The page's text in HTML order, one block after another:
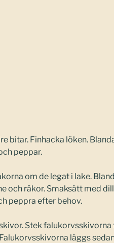
bitar. Finhacka löken.
peppar.
om de legat i lake.
och räkor. Smaksätt med
peppra efter behov.
Stek falukorvsskivorna
läggs